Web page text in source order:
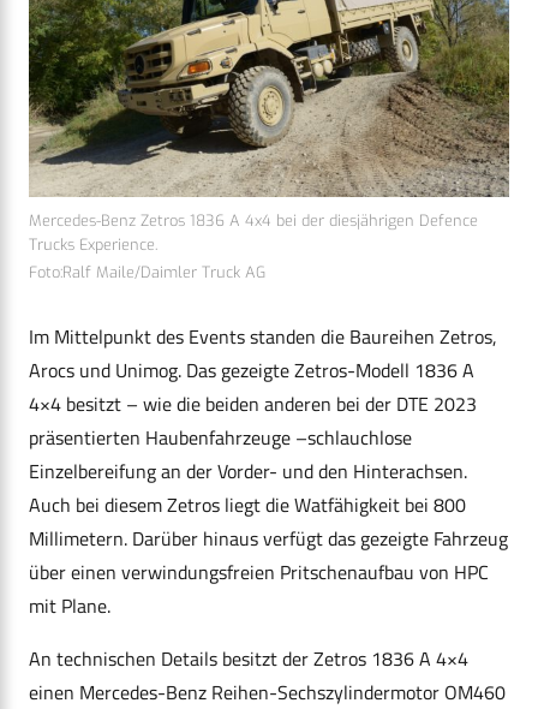
Mercedes-Benz Zetros 1836 A 4x4 bei der diesjährigen Defence
Trucks Experience.
Foto:Ralf Maile/Daimler Truck AG
Im Mittelpunkt des Events standen die Baureihen Zetros,
Arocs und Unimog. Das gezeigte Zetros-Modell 1836 A
4×4 besitzt – wie die beiden anderen bei der DTE 2023
präsentierten Haubenfahrzeuge –schlauchlose
Einzelbereifung an der Vorder- und den Hinterachsen.
Auch bei diesem Zetros liegt die Watfähigkeit bei 800
Millimetern. Darüber hinaus verfügt das gezeigte Fahrzeug
über einen verwindungsfreien Pritschenaufbau von HPC
mit Plane.
An technischen Details besitzt der Zetros 1836 A 4×4
einen Mercedes-Benz Reihen-Sechszylindermotor OM460